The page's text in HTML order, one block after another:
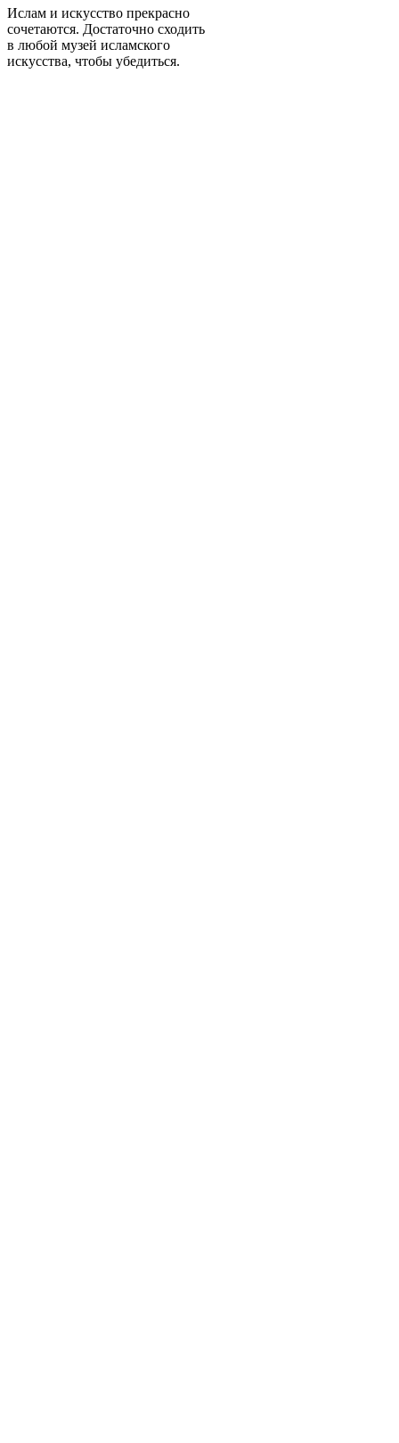
Ислам и искусство прекрасно
сочетаются. Достаточно сходить
в любой музей исламского
искусства, чтобы убедиться.